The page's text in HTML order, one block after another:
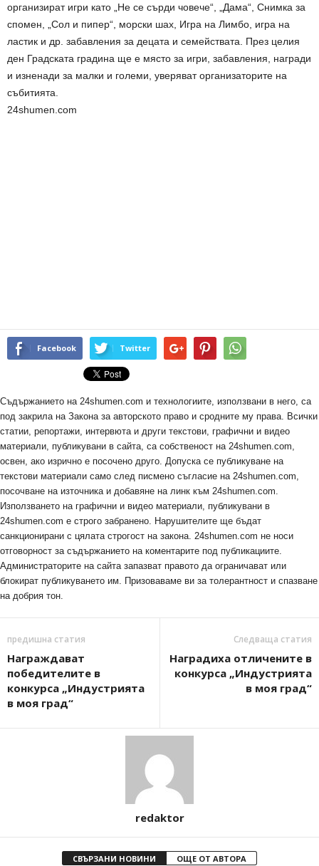
организират игри като „Не се сърди човече“, „Дама“, Снимка за
спомен, „Сол и пипер“, морски шах, Игра на Лимбо, игра на
ластик и др. забавления за децата и семействата. През целия
ден Градската градина ще е място за игри, забавления, награди
и изненади за малки и големи, уверяват организаторите на
събитията.
24shumen.com
Facebook Twitter
Съдържанието на 24shumen.com и технологиите, използвани в него, са
под закрила на Закона за авторското право и сродните му права. Всички
статии, репортажи, интервюта и други текстови, графични и видео
материали, публикувани в сайта, са собственост на 24shumen.com,
освен, ако изрично е посочено друго. Допуска се публикуване на
текстови материали само след писмено съгласие на 24shumen.com,
посочване на източника и добавяне на линк към 24shumen.com.
Използването на графични и видео материали, публикувани в
24shumen.com е строго забранено. Нарушителите ще бъдат
санкционирани с цялата строгост на закона. 24shumen.com не носи
отговорност за съдържанието на коментарите под публикациите.
Администраторите на сайта запазват правото да ограничават или
блокират публикуването им. Призоваваме ви за толерантност и спазване
на добрия тон.
предишна статия
Награждават
победителите в
конкурса „Индустрията
в моя град“
Следваща статия
Наградиха отличените в
конкурса „Индустрията
в моя град“
redaktor
СВЪРЗАНИ НОВИНИ ОЩЕ ОТ АВТОРА